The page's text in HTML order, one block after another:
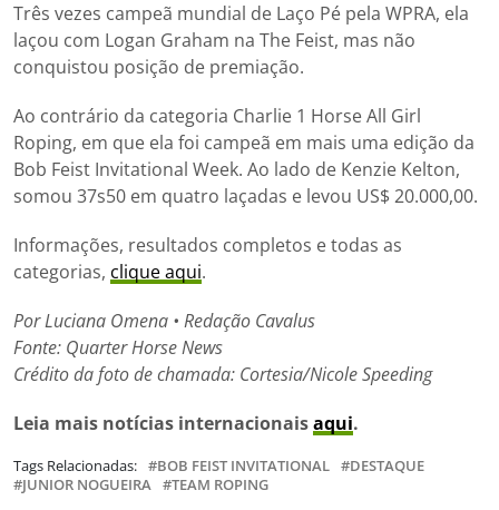
Três vezes campeã mundial de Laço Pé pela WPRA, ela
laçou com Logan Graham na The Feist, mas não
conquistou posição de premiação.
Ao contrário da categoria Charlie 1 Horse All Girl
Roping, em que ela foi campeã em mais uma edição da
Bob Feist Invitational Week. Ao lado de Kenzie Kelton,
somou 37s50 em quatro laçadas e levou US$ 20.000,00.
Informações, resultados completos e todas as
categorias, clique aqui.
Por Luciana Omena • Redação Cavalus
Fonte: Quarter Horse News
Crédito da foto de chamada: Cortesia/Nicole Speeding
Leia mais notícias internacionaisaqui.
Tags Relacionadas: BOB FEIST INVITATIONAL
DESTAQUE
JUNIOR NOGUEIRA
TEAM ROPING